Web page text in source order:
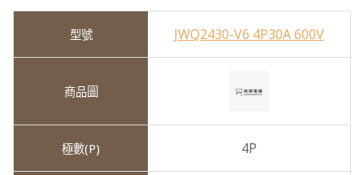
JWQ2430-V6 4P30A 600V
4P